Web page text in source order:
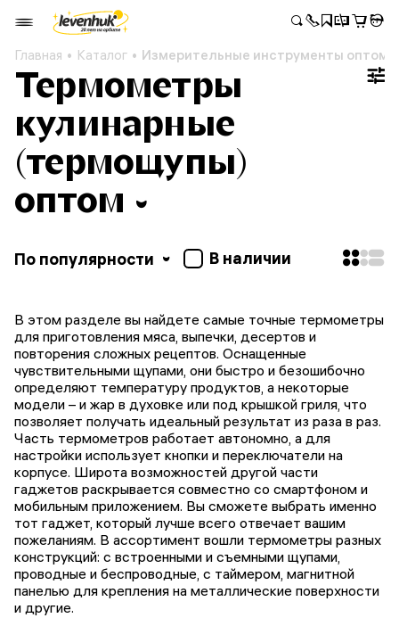
Главная Каталог Измерительные инструменты оптом
Термометры
кулинарные
(термощупы)
оптом
По популярности В наличии
В этом разделе вы найдете самые точные термометры
для приготовления мяса, выпечки, десертов и
повторения сложных рецептов. Оснащенные
чувствительными щупами, они быстро и безошибочно
определяют температуру продуктов, а некоторые
модели – и жар в духовке или под крышкой гриля, что
позволяет получать идеальный результат из раза в раз.
Часть термометров работает автономно, а для
настройки использует кнопки и переключатели на
корпусе. Широта возможностей другой части
гаджетов раскрывается совместно со смартфоном и
мобильным приложением. Вы сможете выбрать именно
тот гаджет, который лучше всего отвечает вашим
пожеланиям. В ассортимент вошли термометры разных
конструкций: с встроенными и съемными щупами,
проводные и беспроводные, с таймером, магнитной
панелью для крепления на металлические поверхности
и другие.